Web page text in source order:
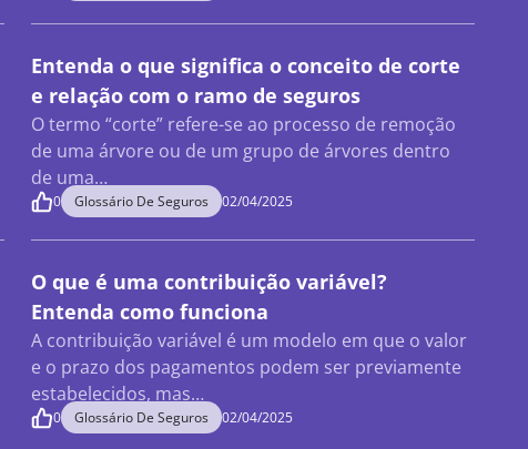
Entenda o que significa o conceito de corte
e relação com o ramo de seguros
O termo “corte” refere-se ao processo de remoção
de uma árvore ou de um grupo de árvores dentro
de uma…
0 Glossário De Seguros 02/04/2025
O que é uma contribuição variável?
Entenda como funciona
A contribuição variável é um modelo em que o valor
e o prazo dos pagamentos podem ser previamente
estabelecidos, mas…
0 Glossário De Seguros 02/04/2025